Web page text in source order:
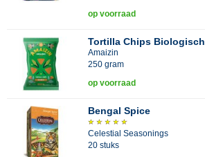
op voorraad
Tortilla Chips Biologisch
Amaizin
250 gram
op voorraad
Bengal Spice
Celestial Seasonings
20 stuks